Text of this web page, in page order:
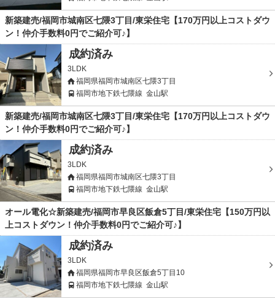
新築建売/福岡市城南区七隈3丁目/東栄住宅【170万円以上コストダウ
ン！仲介手数料0円でご紹介可♪】
成約済み
3LDK
福岡県福岡市城南区七隈3丁目
福岡市地下鉄七隈線 金山駅
新築建売/福岡市城南区七隈3丁目/東栄住宅【170万円以上コストダウ
ン！仲介手数料0円でご紹介可♪】
成約済み
3LDK
福岡県福岡市城南区七隈3丁目
福岡市地下鉄七隈線 金山駅
オール電化☆新築建売/福岡市早良区飯倉5丁目/東栄住宅【150万円以
上コストダウン！仲介手数料0円でご紹介可♪】
成約済み
3LDK
福岡県福岡市早良区飯倉5丁目10
福岡市地下鉄七隈線 金山駅